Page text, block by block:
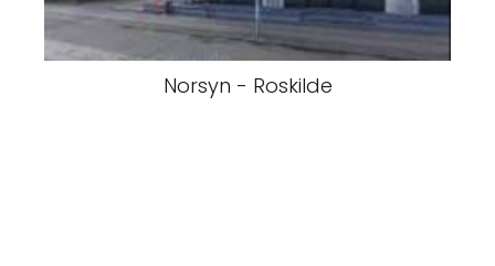
Norsyn - Roskilde